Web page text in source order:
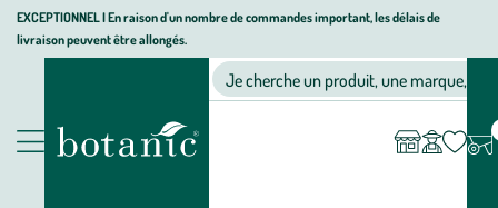
Aller
Aller
au
Aller
au
page
EXCEPTIONNEL I En raison d'un nombre de commandes important, les délais de
livraison peuvent être allongés.
Nos
animalerie,
décoration,
Je cherche un produit, une marque, un
compte